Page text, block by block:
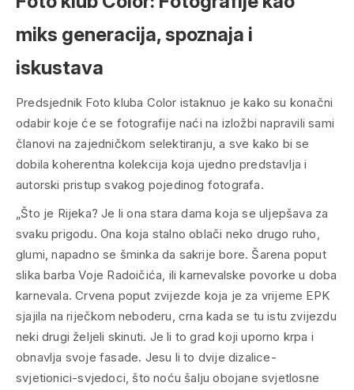
miks generacija, spoznaja i
iskustava
Predsjednik Foto kluba Color istaknuo je kako su konačni
odabir koje će se fotografije naći na izložbi napravili sami
članovi na zajedničkom selektiranju, a sve kako bi se
dobila koherentna kolekcija koja ujedno predstavlja i
autorski pristup svakog pojedinog fotografa.
„Što je Rijeka? Je li ona stara dama koja se uljepšava za
svaku prigodu. Ona koja stalno oblači neko drugo ruho,
glumi, napadno se šminka da sakrije bore. Šarena poput
slika barba Voje Radoičića, ili karnevalske povorke u doba
karnevala. Crvena poput zvijezde koja je za vrijeme EPK
sjajila na riječkom neboderu, crna kada se tu istu zvijezdu
neki drugi željeli skinuti. Je li to grad koji uporno krpa i
obnavlja svoje fasade. Jesu li to dvije dizalice-
svjetionici-svjedoci, što noću šalju obojane svjetlosne